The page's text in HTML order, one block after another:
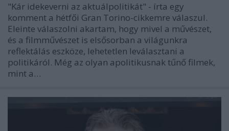
"Kár idekeverni az aktuálpolitikát" - írta egy
komment a hétfői Gran Torino-cikkemre válaszul.
Eleinte válaszolni akartam, hogy mivel a művészet,
és a filmművészet is elsősorban a világunkra
reflektálás eszköze, lehetetlen leválasztani a
politikáról. Még az olyan apolitikusnak tűnő filmek,
mint a…